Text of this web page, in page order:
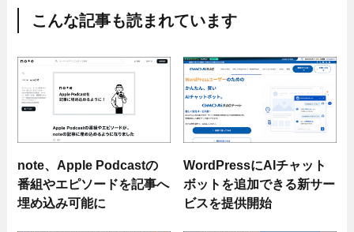
こんな記事も読まれています
note、Apple Podcastの
番組やエピソードを記事へ
埋め込み可能に
WordPressにAIチャット
ボットを追加できる新サー
ビスを提供開始